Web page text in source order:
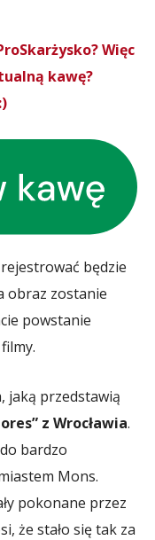
Więc
kawę?
będzie
obraz zostanie
powstanie
jaką przedstawią
z Wrocławia.
bardzo
Mons.
pokonane przez
że stało się tak za